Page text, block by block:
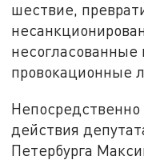
шествие,
провокационные
действия
Петербурга